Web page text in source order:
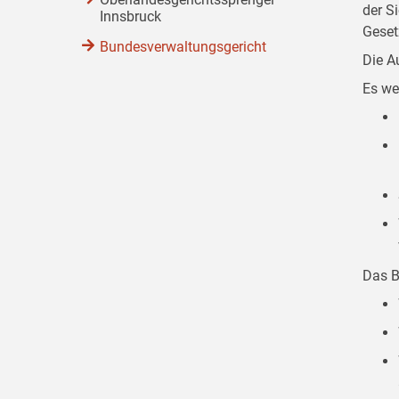
der
Die
Es
Das
Innsbruck
Bundesverwaltungsgericht